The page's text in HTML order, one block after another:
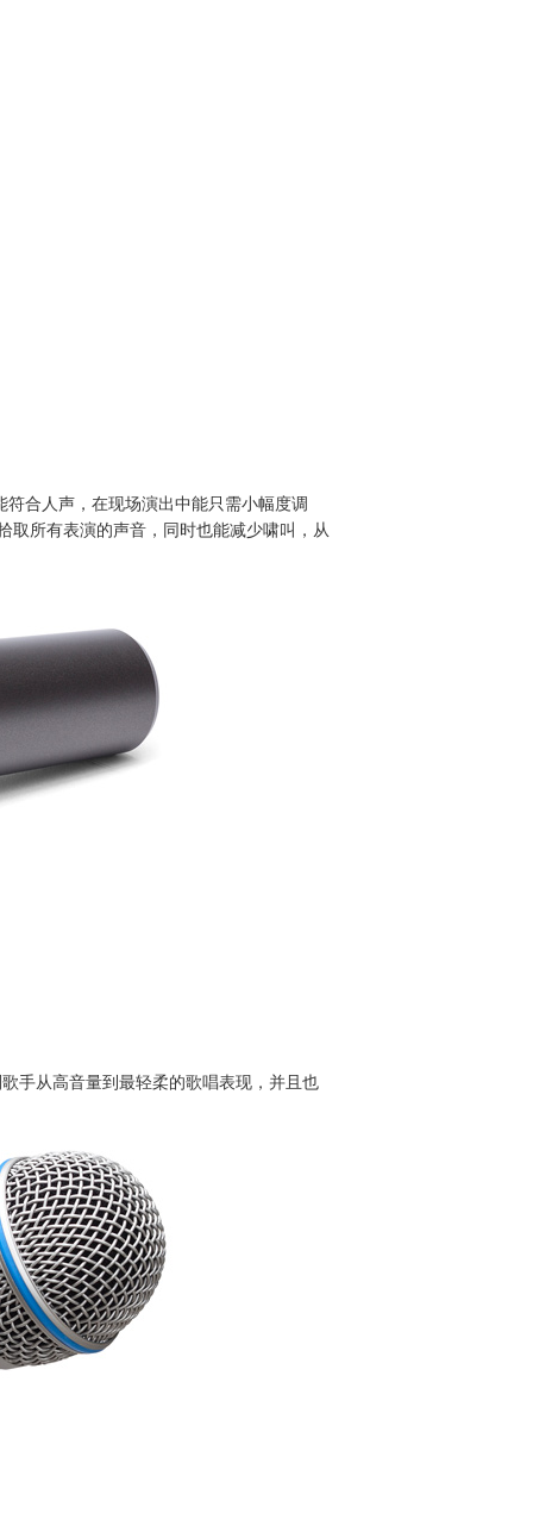
合人声，在现场演出中能只需小幅度调
取所有表演的声音，同时也能减少啸叫，从
手从高音量到最轻柔的歌唱表现，并且也